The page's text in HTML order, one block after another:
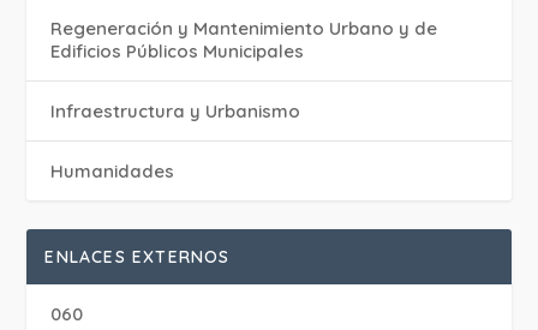
Regeneración y Mantenimiento Urbano y de
Edificios Públicos Municipales
Infraestructura y Urbanismo
Humanidades
ENLACES EXTERNOS
060